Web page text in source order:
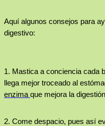
Aquí algunos consejos para
digestivo:
1. Mastica a conciencia cada
llega mejor troceado al
enzima que mejora la
2. Come despacio, pues así